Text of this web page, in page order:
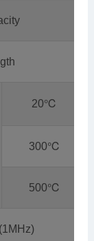
20℃
300℃
500℃